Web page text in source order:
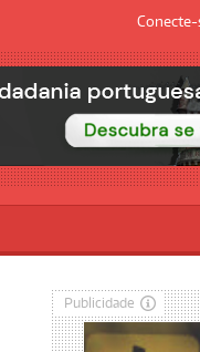
Conecte-
Publicidade